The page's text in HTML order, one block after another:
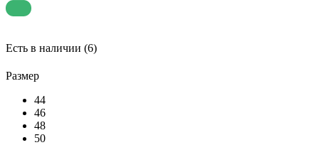
Есть в наличии (6)
Размер
44
46
48
50